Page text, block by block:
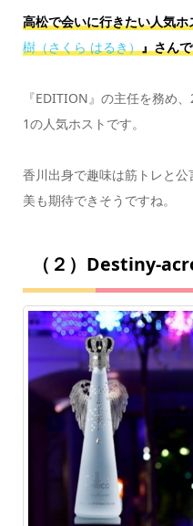
高松で会いに行きたい人気
樹（さくら はるき）』さん
『EDITION』の主任を務め
1の人気ホストです。
香川出身で趣味は筋トレと
美も期待できそうですね。
（２）Destiny-